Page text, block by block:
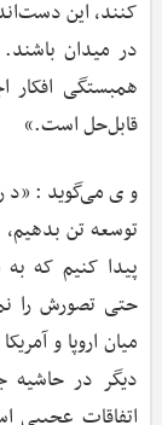
کنند، این
در میدان
همبستگی افکار
قابل‌حل است.»
وی می‌گوید:
توسعه تن
پیدا کنیم که
حتی تصورش را
میان اروپا و
دیگر در حاشیه
اتفاقات